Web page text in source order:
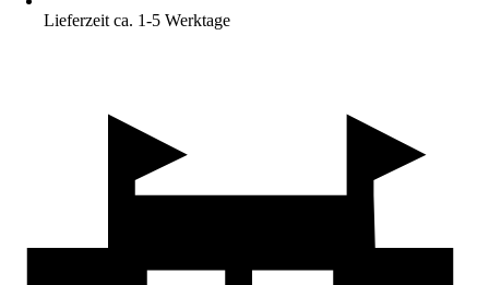
Lieferzeit ca. 1-5 Werktage